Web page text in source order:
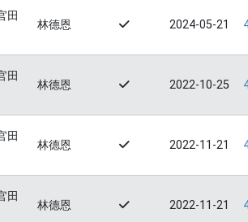
田
林德恩 2024-05-21
田
林德恩 2022-10-25
田
林德恩 2022-11-21
田
林德恩 2022-11-21